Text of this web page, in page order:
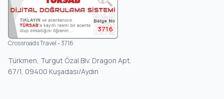
3716
Crossroads Travel - 3716
Türkmen, Turgut Özal Blv. Dragon Apt.
67/1, 09400 Kuşadası/Aydın